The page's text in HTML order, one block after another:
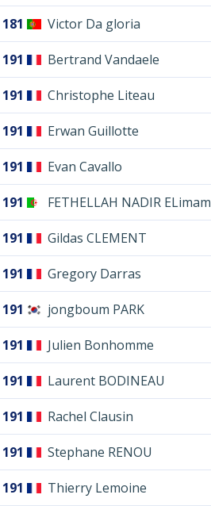
181 Victor Da gloria
191 Bertrand Vandaele
191 Christophe Liteau
191 Erwan Guillotte
191 Evan Cavallo
191 FETHELLAH NADIR ELimam
191 Gildas CLEMENT
191 Gregory Darras
191 jongboum PARK
191 Julien Bonhomme
191 Laurent BODINEAU
191 Rachel Clausin
191 Stephane RENOU
191 Thierry Lemoine